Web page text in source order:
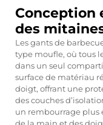
Conception
des
Les gants de
type moufle, où tous
dans un seul
surface de matériau
doigt, offrant une
des couches
un rembourrage plus